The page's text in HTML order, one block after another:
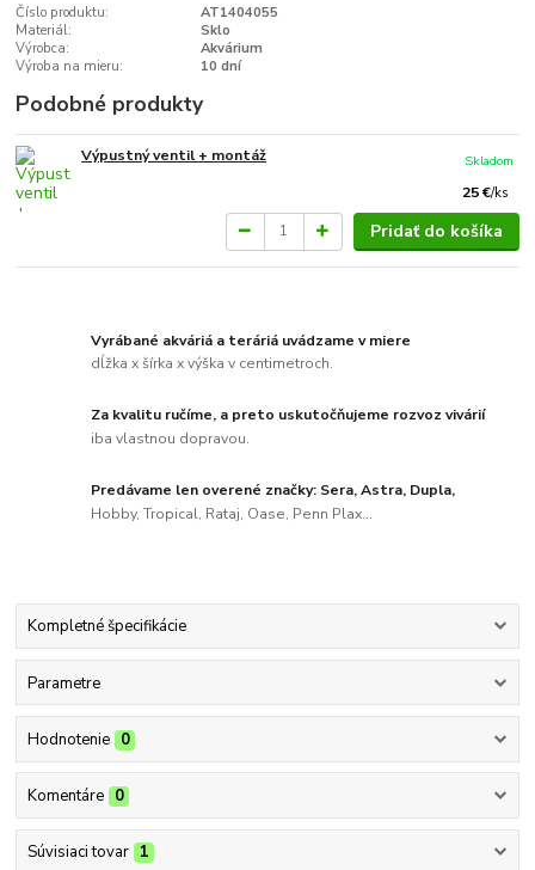
Číslo produktu:
AT1404055
Materiál:
Sklo
Výrobca:
Akvárium
Výroba na mieru:
10 dní
Podobné produkty
Výpustný ventil + montáž
25 €/ks
Skladom
Pridať do košíka
Vyrábané akváriá a teráriá uvádzame v miere
dĺžka x šírka x výška v centimetroch.
Za kvalitu ručíme, a preto uskutočňujeme rozvoz vivárií
iba vlastnou dopravou.
Predávame len overené značky: Sera, Astra, Dupla,
Hobby, Tropical, Rataj, Oase, Penn Plax...
Kompletné špecifikácie
Parametre
Hodnotenie 0
Komentáre 0
Súvisiaci tovar 1